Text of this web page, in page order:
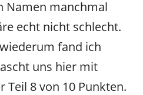
Namen manchmal
echt nicht schlecht.
fand ich
uns hier mit
8 von 10 Punkten.